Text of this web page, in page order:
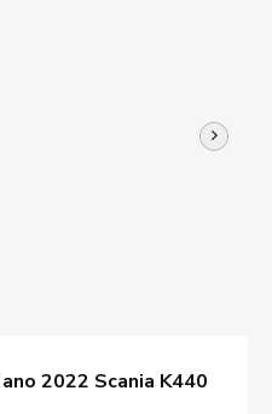
2022 Scania K440